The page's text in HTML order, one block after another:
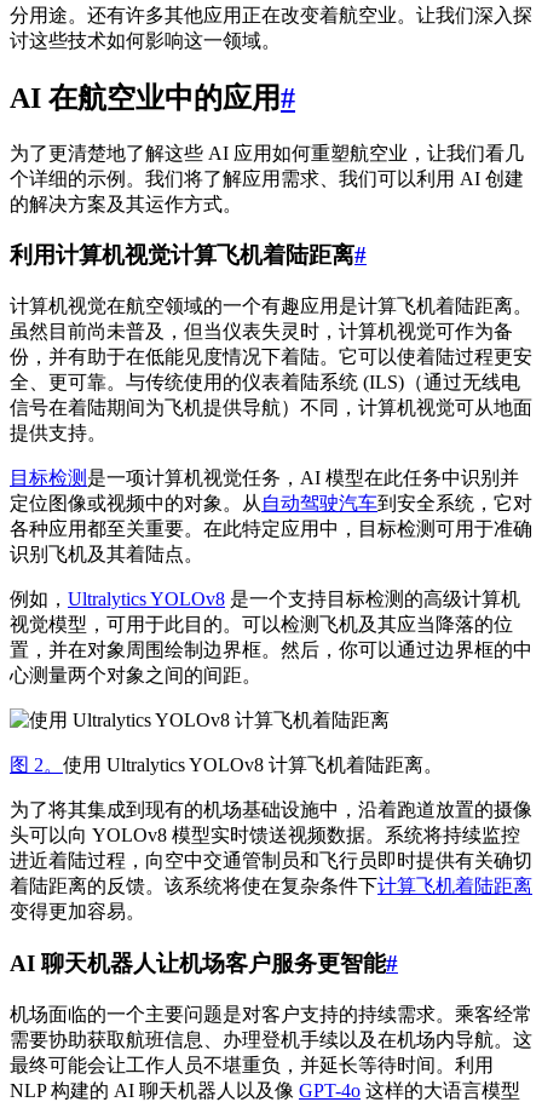
分用途。还有许多其他应用正在改变着航空业。让我们深入探
讨这些技术如何影响这一领域。
AI 在航空业中的应用#
为了更清楚地了解这些 AI 应用如何重塑航空业，让我们看几
个详细的示例。我们将了解应用需求、我们可以利用 AI 创建
的解决方案及其运作方式。
利用计算机视觉计算飞机着陆距离#
计算机视觉在航空领域的一个有趣应用是计算飞机着陆距离。
虽然目前尚未普及，但当仪表失灵时，计算机视觉可作为备
份，并有助于在低能见度情况下着陆。它可以使着陆过程更安
全、更可靠。与传统使用的仪表着陆系统 (ILS)（通过无线电
信号在着陆期间为飞机提供导航）不同，计算机视觉可从地面
提供支持。
目标检测 是一项计算机视觉任务，AI 模型在此任务中识别并
定位图像或视频中的对象。从 自动驾驶汽车到安全系统，它对
各种应用都至关重要。在此特定应用中，目标检测可用于准确
识别飞机及其着陆点。
例如， Ultralytics YOLOv8 是一个支持目标检测的高级计算机
视觉模型，可用于此目的。可以检测飞机及其应当降落的位
置，并在对象周围绘制边界框。然后，你可以通过边界框的中
心测量两个对象之间的间距。
图 2。 使用 Ultralytics YOLOv8 计算飞机着陆距离。
为了将其集成到现有的机场基础设施中，沿着跑道放置的摄像
头可以向 YOLOv8 模型实时馈送视频数据。系统将持续监控
进近着陆过程，向空中交通管制员和飞行员即时提供有关确切
着陆距离的反馈。该系统将使在复杂条件下计算飞机着陆距离
变得更加容易。
AI 聊天机器人让机场客户服务更智能#
机场面临的一个主要问题是对客户支持的持续需求。乘客经常
需要协助获取航班信息、办理登机手续以及在机场内导航。这
最终可能会让工作人员不堪重负，并延长等待时间。利用
NLP 构建的 AI 聊天机器人以及像 GPT-4o 这样的大语言模型